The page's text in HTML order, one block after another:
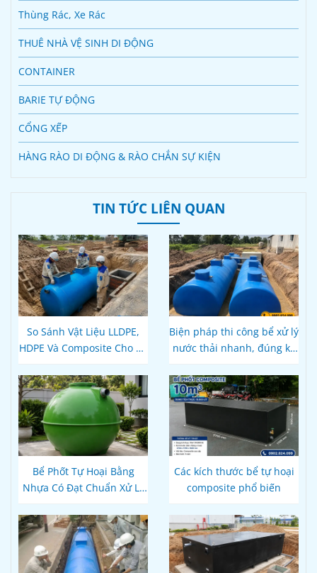
Thùng Rác, Xe Rác
THUÊ NHÀ VỆ SINH DI ĐỘNG
CONTAINER
BARIE TỰ ĐỘNG
CỔNG XẾP
HÀNG RÀO DI ĐỘNG & RÀO CHẮN SỰ KIỆN
TIN TỨC LIÊN QUAN
So Sánh Vật Liệu LLDPE,
HDPE Và Composite Cho Bể
Hơn, Đúng Kỹ Thuật?
Biện pháp thi công bể xử lý
nước thải nhanh, đúng kỹ
Bể Phốt Tự Hoại Bằng
Nhựa Có Đạt Chuẩn Xử Lý
Hiện Hành Không?
Các kích thước bể tự hoại
composite phổ biến